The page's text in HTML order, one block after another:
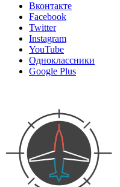
Вконтакте
Facebook
Twitter
Instagram
YouTube
Одноклассники
Google Plus